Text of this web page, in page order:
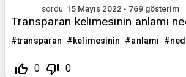
sordu 15 Mayıs 2022 769 gösterim
Transparan kelimesinin anlamı
transparan kelimesinin anlamı
thumb_up_off_alt 0 thumb_down_off_alt 0